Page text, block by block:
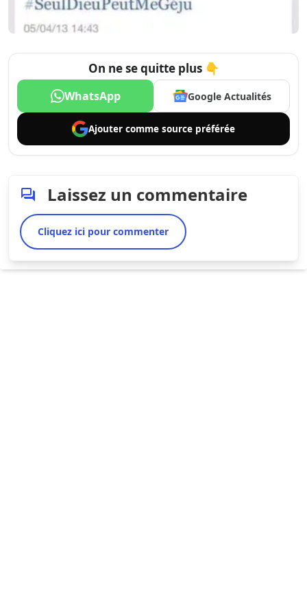
On ne se quitte plus 👇
WhatsApp Google Actualités
Ajouter comme source préférée
Laissez un commentaire
Cliquez ici pour commenter